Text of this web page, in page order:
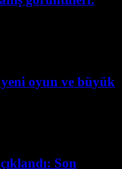
oyun ve büyük
Son